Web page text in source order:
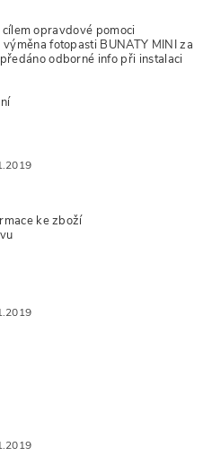
opravdové pomoci
fotopasti BUNATY MINI za
odborné info při instalaci
ke zboží